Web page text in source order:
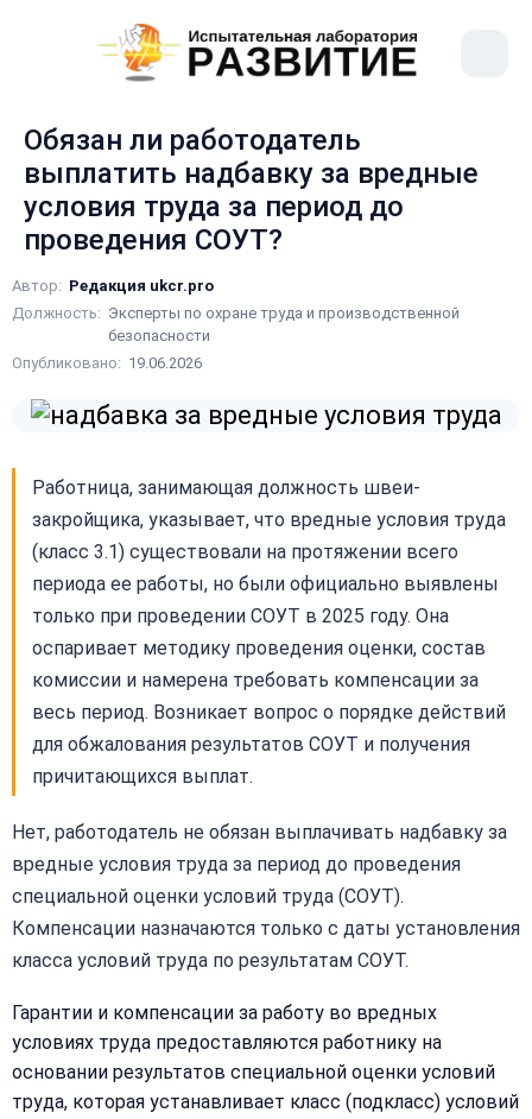
Обязан ли работодатель
выплатить надбавку за вредные
условия труда за период до
проведения СОУТ?
Автор: Редакция ukcr.pro
Должность: Эксперты по охране труда и производственной
безопасности
Опубликовано: 19.06.2026
Работница, занимающая должность швеи-
закройщика, указывает, что вредные условия труда
(класс 3.1) существовали на протяжении всего
периода ее работы, но были официально выявлены
только при проведении СОУТ в 2025 году. Она
оспаривает методику проведения оценки, состав
комиссии и намерена требовать компенсации за
весь период. Возникает вопрос о порядке действий
для обжалования результатов СОУТ и получения
причитающихся выплат.
Нет, работодатель не обязан выплачивать надбавку за
вредные условия труда за период до проведения
специальной оценки условий труда (СОУТ).
Компенсации назначаются только с даты установления
класса условий труда по результатам СОУТ.
Гарантии и компенсации за работу во вредных
условиях труда предоставляются работнику на
основании результатов специальной оценки условий
труда, которая устанавливает класс (подкласс) условий